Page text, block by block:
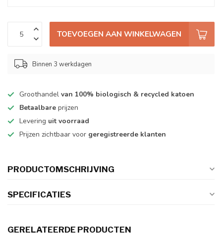
TOEVOEGEN AAN WINKELWAGEN
Binnen 3 werkdagen
Groothandel van 100% biologisch & recycled katoen
Betaalbare prijzen
Levering uit voorraad
Prijzen zichtbaar voor geregistreerde klanten
PRODUCTOMSCHRIJVING
SPECIFICATIES
GERELATEERDE PRODUCTEN